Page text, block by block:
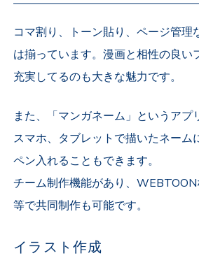
コマ割り、トーン貼り、ページ管理
は揃っています。漫画と相性の良い
充実してるのも大きな魅力です。
また、「マンガネーム」というアプ
スマホ、タブレットで描いたネーム
ペン入れることもできます。
チーム制作機能があり、
等で共同制作も可能です。
イラスト作成